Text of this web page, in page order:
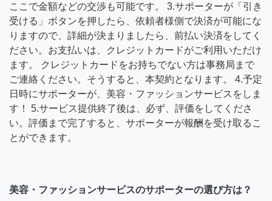
ここで金額などの交渉も可能です。 3.サポーターが「引き
受ける」ボタンを押したら、依頼者様側で決済が可能にな
りますので、詳細が決まりましたら、前払い決済をしてく
ださい。お支払いは、クレジットカードがご利用いただけ
ます。 クレジットカードをお持ちでない方は事務局まで
ご連絡ください。そうすると、本契約となります。 4.予定
日時にサポーターが、美容・ファッションサービスをしま
す！ 5.サービス提供終了後は、必ず、評価をしてくださ
い。評価まで完了すると、サポーターが報酬を受け取るこ
とができます。
美容・ファッションサービスのサポーターの選び方は？